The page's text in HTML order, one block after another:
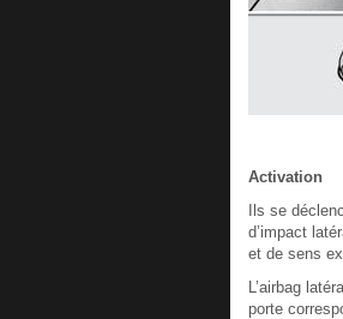
Activation
Ils se
d’impact
et de sens
L’airbag
porte